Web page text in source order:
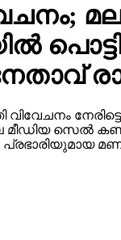
വിവേചനം
മീഡിയ സെല്‍
പ്രഭാരിയുമായ